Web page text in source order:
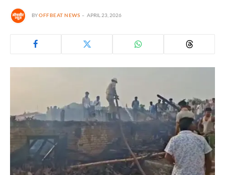
BYOFFBEAT NEWS APRIL 23, 2026